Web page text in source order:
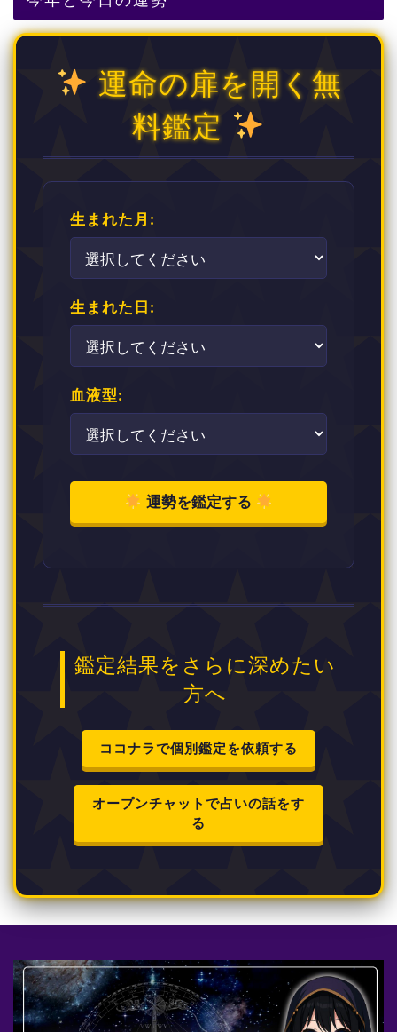
運命の扉を開く無
料鑑定
生まれた月:
生まれた日:
血液型:
運勢を鑑定する
鑑定結果をさらに深めたい
方へ
ココナラで個別鑑定を依頼する
オープンチャットで占いの話をす
る